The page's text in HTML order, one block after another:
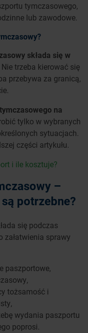
tymczasowego,
lub zawodowe.
składa się w
Nie trzeba kierować się
przebywa za granicą,
na
tylko w wybranych
sytuacjach.
części artykułu.
i ile kosztuje?
–
potrzebne?
się podczas
załatwienia sprawy
paszportowe,
tożsamość i
wydania paszportu
poprosi.